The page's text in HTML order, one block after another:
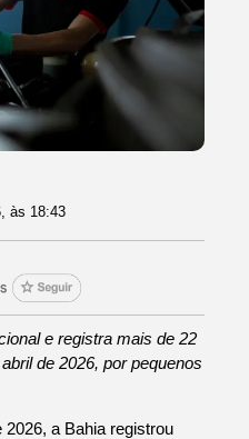
, às 18:43
e registra mais de 22
de 2026, por pequenos
a Bahia registrou